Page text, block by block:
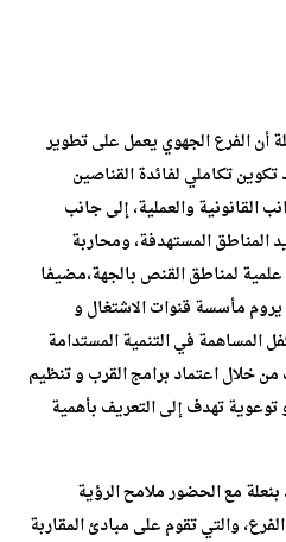
أن الفرع الجهوي يعمل على تطوير
تكاملي لفائدة القناصين
القانونية والعملية، إلى جانب
المناطق المستهدفة، ومحاربة
لمناطق القنص بالجهة،مضيفا
مأسسة قنوات الاشتغال و
المساهمة في التنمية المستدامة
خلال اعتماد برامج القرب و تنظيم
تهدف إلى التعريف بأهمية
مع الحضور ملامح الرؤية
والتي تقوم على مبادئ المقاربة